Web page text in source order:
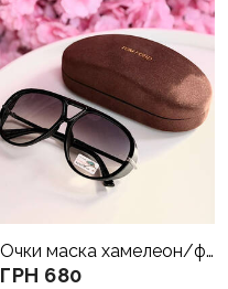
Очки маска хамелеон/фотохром черные TF26
ГРН 680